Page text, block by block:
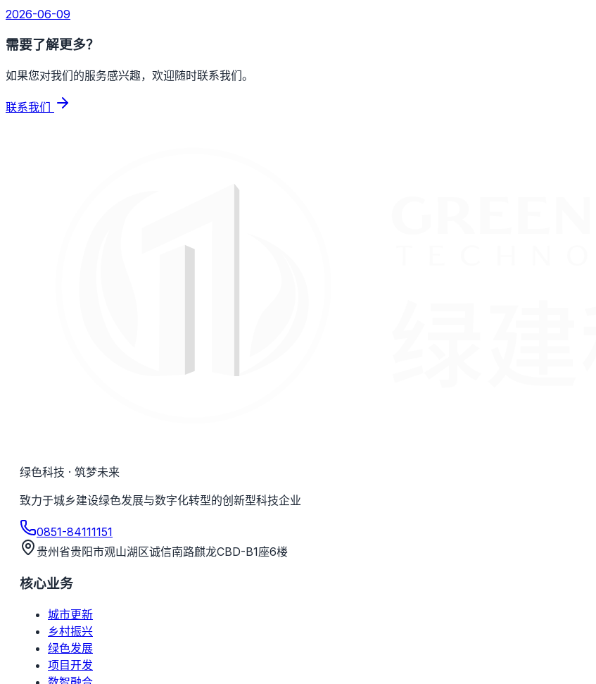
2026-06-09
需要了解更多？
如果您对我们的服务感兴趣，欢迎随时联系我们。
联系我们
绿色科技 · 筑梦未来
致力于城乡建设绿色发展与数字化转型的创新型科技企业
0851-84111151
贵州省贵阳市观山湖区诚信南路麒龙CBD-B1座6楼
核心业务
城市更新
乡村振兴
绿色发展
项目开发